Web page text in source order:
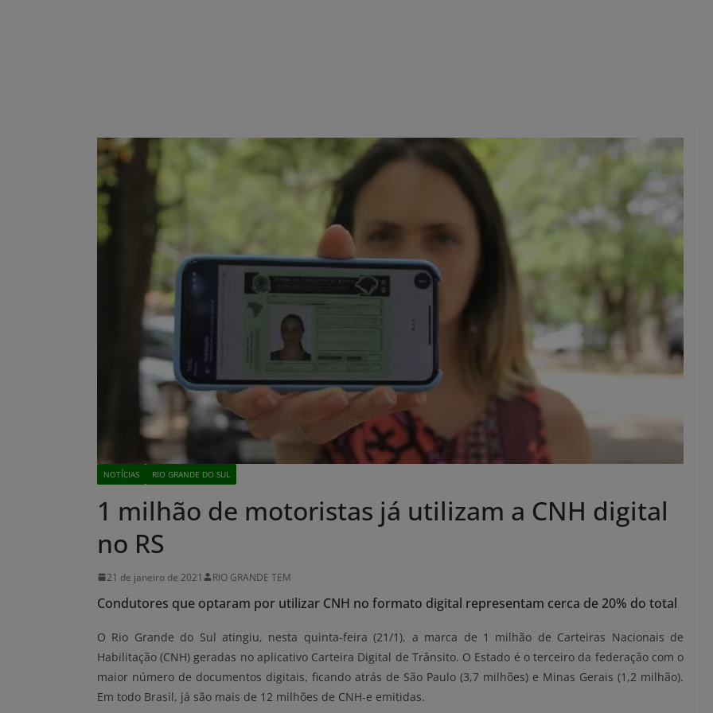
NOTÍCIAS RIO GRANDE DO SUL
1 milhão de motoristas já utilizam a CNH digital
no RS
21 de janeiro de 2021 RIO GRANDE TEM
Condutores que optaram por utilizar CNH no formato digital representam cerca de 20% do total
O Rio Grande do Sul atingiu, nesta quinta-feira (21/1), a marca de 1 milhão de Carteiras Nacionais de
Habilitação (CNH) geradas no aplicativo Carteira Digital de Trânsito. O Estado é o terceiro da federação com o
maior número de documentos digitais, ficando atrás de São Paulo (3,7 milhões) e Minas Gerais (1,2 milhão).
Em todo Brasil, já são mais de 12 milhões de CNH-e emitidas.